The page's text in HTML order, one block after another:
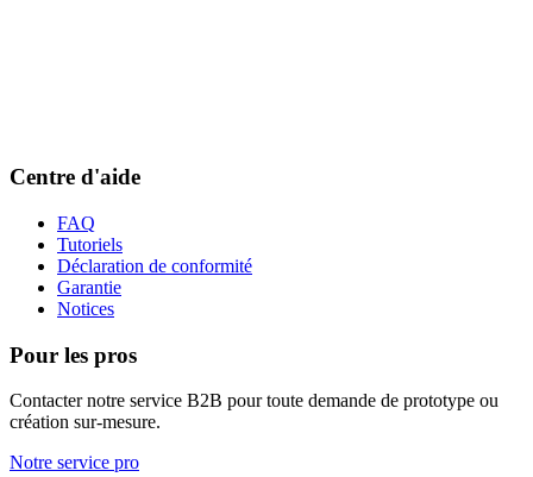
Centre d'aide
FAQ
Tutoriels
Déclaration de conformité
Garantie
Notices
Pour les pros
Contacter notre service B2B pour toute demande de prototype ou
création sur-mesure.
Notre service pro